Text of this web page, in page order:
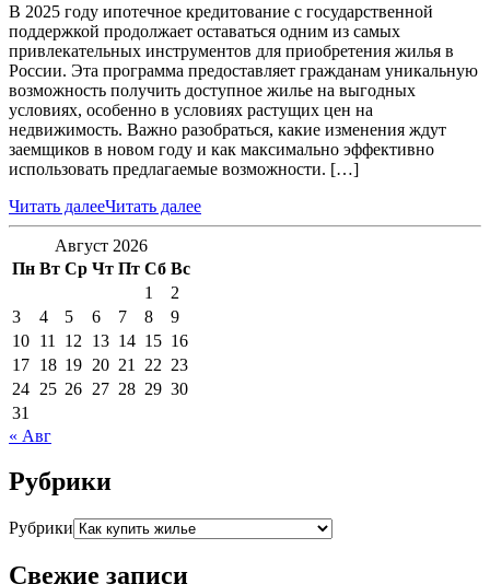
В 2025 году ипотечное кредитование с государственной
поддержкой продолжает оставаться одним из самых
привлекательных инструментов для приобретения жилья в
России. Эта программа предоставляет гражданам уникальную
возможность получить доступное жилье на выгодных
условиях, особенно в условиях растущих цен на
недвижимость. Важно разобраться, какие изменения ждут
заемщиков в новом году и как максимально эффективно
использовать предлагаемые возможности. […]
Читать далееЧитать далее
Август 2026
Пн Вт Ср Чт Пт Сб Вс
1
2
3
4 5 6 7 8
9
10 11 12 13 14 15 16
17 18 19 20 21 22 23
24 25 26 27 28 29 30
31
« Авг
Рубрики
Рубрики
Свежие записи